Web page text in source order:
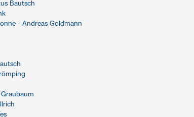
Bautsch
- Andreas Goldmann